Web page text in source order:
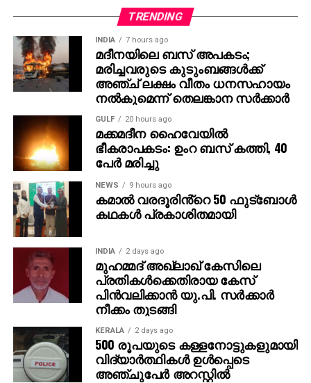
താന്‍ ഇതുവരെ ഇന്ത്യ സന്ദര്‍ശിച്ചിട്ടില്ല എങ്കിലും
നേപ്പാളില്‍ എത്തിയിട്ടുണ്ടെന്നും, നേപ്പാളിന്
ഇന്ത്യയോട് സാമ്യമുണ്ടെന്ന് തോന്നിയെന്നും താരം
കൂട്ടിച്ചേര്‍ത്തു.
രാജമൗലിയുടെ മുമ്പത്തെ ഹിറ്റ് ചിത്രങ്ങളായ
ബാഹുബലി 1, 2 എന്നിവ ഇന്ത്യന്‍ സിനിമയുടെ പുതിയ
ചരിത്രം രചിച്ചതാണ്. എന്നാല്‍ RRR അതിനെ മറികടന്ന്
ലോകമൊട്ടാകെ ഇന്ത്യന്‍ സിനിമയുടെ മാനം
ഉയര്‍ത്തിയ ചിത്രമായി മാറി. ജെയിംസ് കാമറൂണ്‍,
സ്റ്റീഫന്‍ സ്പില്‍ബെര്‍ഗ്, ക്രിസ് ഹെംസ്വര്‍ത്ത്
തുടങ്ങിയ ഹോളിവുഡ് പ്രതിഭകളും ചിത്രത്തെ
പുകഴ്ത്തിയിരുന്നു.
ഇതിനിടെ, രാജമൗലി ഇപ്പോള്‍ മഹേഷ് ബാബു
നായകനായും പൃഥ്വിരാജ് സുകുമാരന്‍ വില്ലനായും
എത്തുന്ന പുതിയ ചിത്രത്തിന്റെ ഒരുക്കങ്ങളിലാണ്.
അതേസമയം, ബാഹുബലി ഒന്നും രണ്ടും ഭാഗങ്ങളും
ചേര്‍ത്ത ‘ദി എപ്പിക്ക്’ തിയറ്ററുകളില്‍ ആവേശം
സൃഷ്ടിച്ചുകൊണ്ടിരിക്കുകയാണ്.
TRENDING
INDIA 7 hours ago
മദീനയിലെ ബസ് അപകടം;
മരിച്ചവരുടെ കുടുംബങ്ങള്‍ക്ക്
അഞ്ച് ലക്ഷം വീതം ധനസഹായം
നല്‍കുമെന്ന് തെലങ്കാന സര്‍ക്കാര്‍
GULF 20 hours ago
മക്കമദീന ഹൈവേയില്‍
ഭീകരാപകടം: ഉംറ ബസ് കത്തി, 40
പേര്‍ മരിച്ചു
NEWS 9 hours ago
കമാൽ വരദൂരിൻ്റെ 50 ഫുട്ബോൾ
കഥകൾ പ്രകാശിതമായി
INDIA 2 days ago
മുഹമ്മദ് അഖ്‌ലാഖ് കേസിലെ
പ്രതികള്‍ക്കെതിരായ കേസ്
പിന്‍വലിക്കാന്‍ യു.പി. സര്‍ക്കാര്‍
നീക്കം തുടങ്ങി
KERALA 2 days ago
500 രൂപയുടെ കള്ളനോട്ടുകളുമായി
വിദ്യാര്‍ത്ഥികള്‍ ഉള്‍പ്പെടെ
അഞ്ചുപേര്‍ അറസ്റ്റില്‍